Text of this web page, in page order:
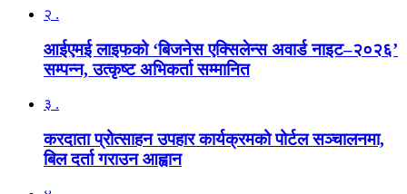
२ .
आईएमई लाइफको ‘बिजनेस एक्सिलेन्स अवार्ड नाइट–२०२६’
सम्पन्न, उत्कृष्ट अभिकर्ता सम्मानित
३ .
करदाता प्रोत्साहन उपहार कार्यक्रमको पोर्टल सञ्चालनमा,
बिल दर्ता गराउन आह्वान